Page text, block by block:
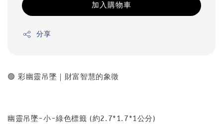
加入購物車
分享
🟢 彩幽靈吊墜｜財富智慧的象徵
幽靈吊墜-小-綠色標籤 (約2.7*1.7*1公分)